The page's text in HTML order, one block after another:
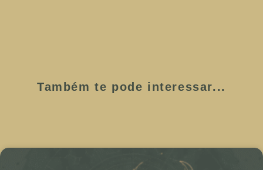
Também te pode interessar...